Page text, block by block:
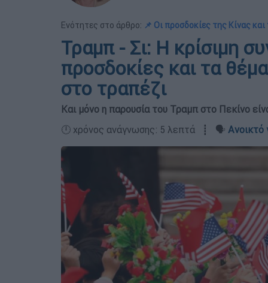
Ενότητες στο άρθρο: 📌 Οι προσδοκίες της Κίνας
Τραμπ - Σι: Η κρίσιμη
προσδοκίες και τα
στο τραπέζι
Και μόνο η παρουσία του Τραμπ στο Πεκίνο
🕛 χρόνος ανάγνωσης: 5 λεπτά ┋ 🗣️ Ανοικτό